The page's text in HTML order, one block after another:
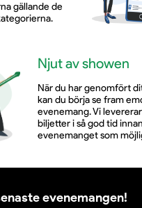
gällande de
Njut av showen
När du har genomfört
kan du börja se fram
evenemang. Vi
biljetter i så god tid innan
evenemanget som
evenemangen!